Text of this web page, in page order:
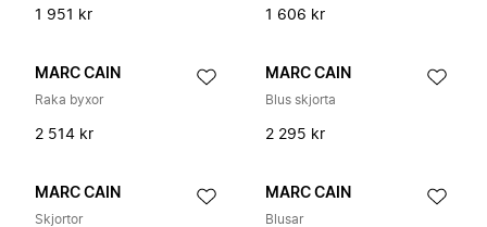
1 951 kr 1 606 kr
MARC CAIN
Raka byxor
2 514 kr
MARC CAIN
Blus skjorta
2 295 kr
MARC CAIN
Skjortor
MARC CAIN
Blusar